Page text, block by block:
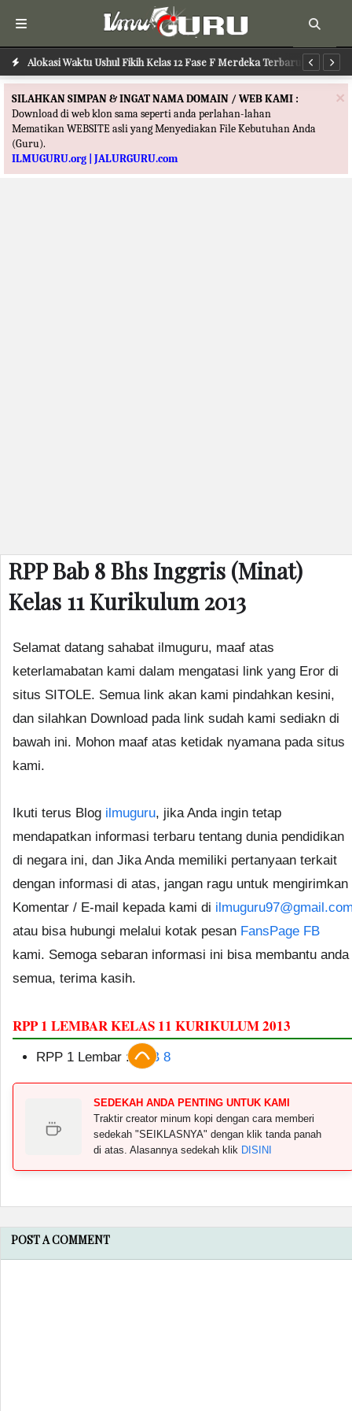
Alokasi Waktu Ushul Fikih Kelas 12 Fase F Merdeka Terbaru
×
SILAHKAN SIMPAN & INGAT NAMA DOMAIN / WEB KAMI :
Download di web klon sama seperti anda perlahan-lahan
Mematikan WEBSITE asli yang Menyediakan File Kebutuhan Anda
(Guru).
ILMUGURU.org | JALURGURU.com
RPP Bab 8 Bhs Inggris (Minat)
Kelas 11 Kurikulum 2013
Selamat datang sahabat ilmuguru, maaf atas
keterlamabatan kami dalam mengatasi link yang Eror di
situs SITOLE. Semua link akan kami pindahkan kesini,
dan silahkan Download pada link sudah kami sediakn di
bawah ini. Mohon maaf atas ketidak nyamana pada situs
kami.
Ikuti terus Blog ilmuguru, jika Anda ingin tetap
mendapatkan informasi terbaru tentang dunia pendidikan
di negara ini, dan Jika Anda memiliki pertanyaan terkait
dengan informasi di atas, jangan ragu untuk mengirimkan
Komentar / E-mail kepada kami di
atau bisa hubungi melalui kotak pesan FansPage FB
kami. Semoga sebaran informasi ini bisa membantu anda
semua, terima kasih.
RPP 1 LEMBAR KELAS 11 KURIKULUM 2013
RPP 1 Lembar : BAB 8
SEDEKAH ANDA PENTING UNTUK KAMI
Traktir creator minum kopi dengan cara memberi
sedekah "SEIKLASNYA" dengan klik tanda panah
di atas. Alasannya sedekah klik DISINI
POST A COMMENT